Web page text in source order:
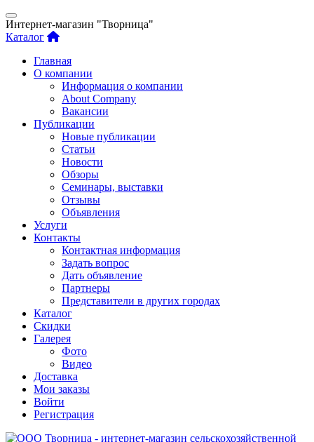
Интернет-магазин "Творница"
Каталог
Главная
О компании
Информация о компании
About Company
Вакансии
Публикации
Новые публикации
Статьи
Новости
Обзоры
Семинары, выставки
Отзывы
Объявления
Услуги
Контакты
Контактная информация
Задать вопрос
Дать объявление
Партнеры
Представители в других городах
Каталог
Скидки
Галерея
Фото
Видео
Доставка
Мои заказы
Войти
Регистрация